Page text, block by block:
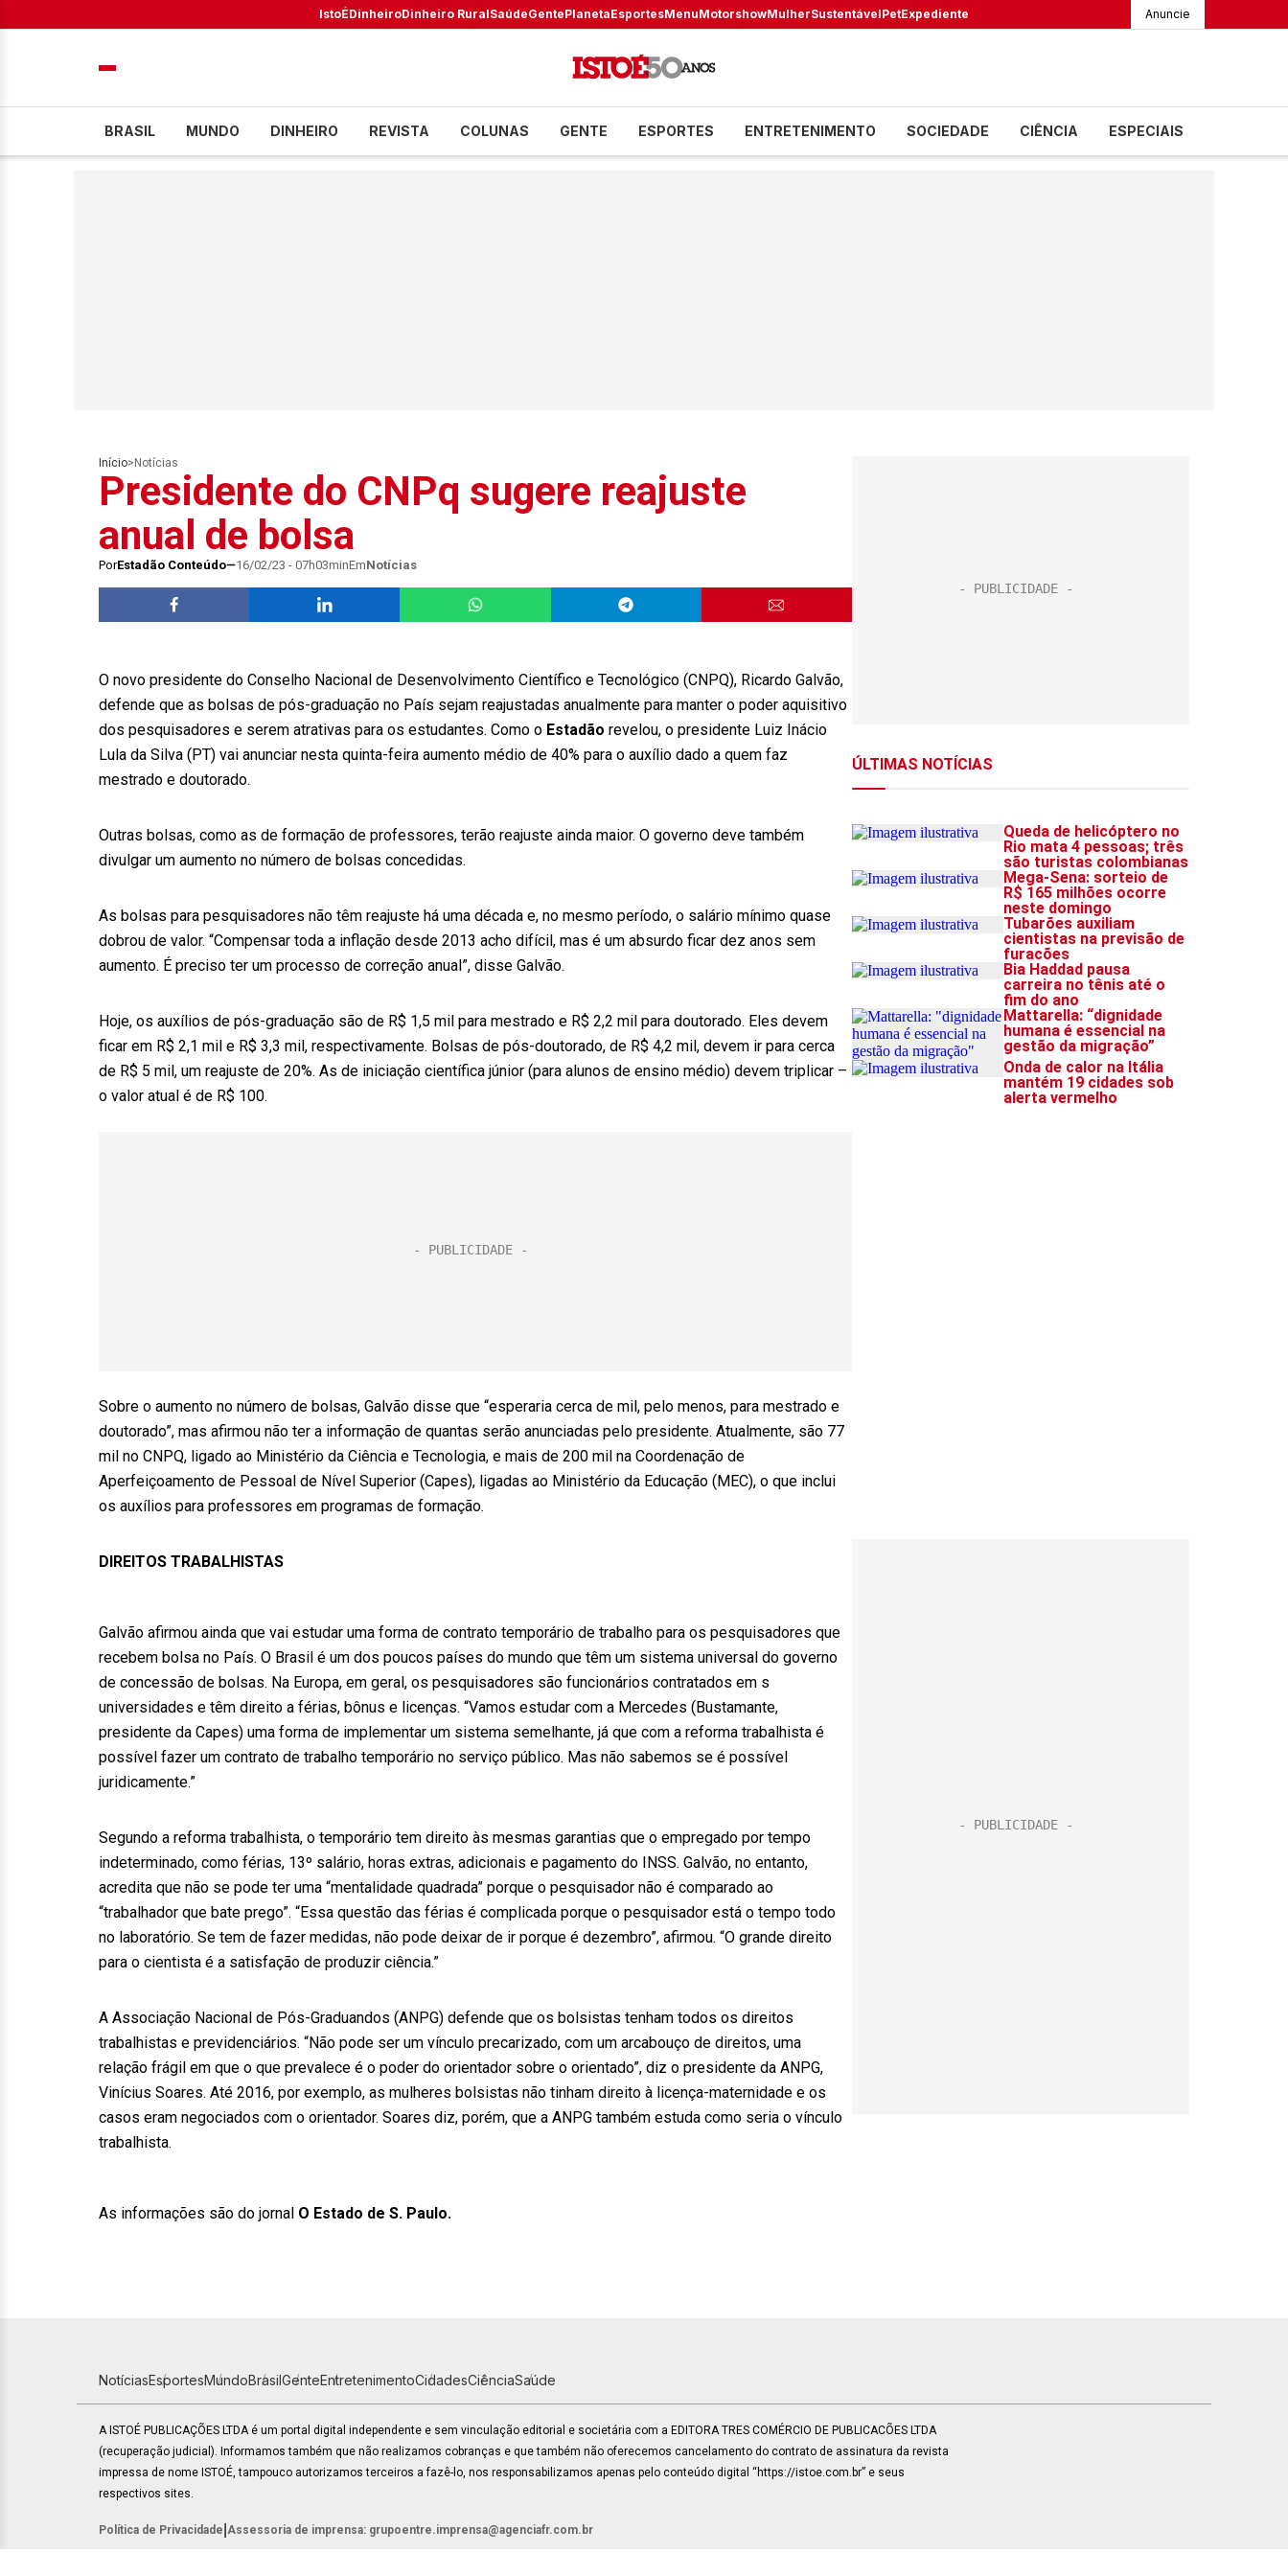
IstoÉDinheiroDinheiro RuralSaúdeGentePlanetaEsportesMenuMotorshowMulherSustentávelPetExpediente Anuncie
BRASIL MUNDO DINHEIRO REVISTA COLUNAS GENTE ESPORTES ENTRETENIMENTO SOCIEDADE CIÊNCIA ESPECIAIS
Início> Notícias
Presidente do CNPq sugere reajuste
anual de bolsa
PorEstadão Conteúdo 16/02/23 - 07h03minEmNotícias
O novo presidente do Conselho Nacional de Desenvolvimento Científico e Tecnológico (CNPQ), Ricardo Galvão,
defende que as bolsas de pós-graduação no País sejam reajustadas anualmente para manter o poder aquisitivo
dos pesquisadores e serem atrativas para os estudantes. Como o Estadão revelou, o presidente Luiz Inácio
Lula da Silva (PT) vai anunciar nesta quinta-feira aumento médio de 40% para o auxílio dado a quem faz
mestrado e doutorado.
Outras bolsas, como as de formação de professores, terão reajuste ainda maior. O governo deve também
divulgar um aumento no número de bolsas concedidas.
As bolsas para pesquisadores não têm reajuste há uma década e, no mesmo período, o salário mínimo quase
dobrou de valor. “Compensar toda a inflação desde 2013 acho difícil, mas é um absurdo ficar dez anos sem
aumento. É preciso ter um processo de correção anual”, disse Galvão.
Hoje, os auxílios de pós-graduação são de R$ 1,5 mil para mestrado e R$ 2,2 mil para doutorado. Eles devem
ficar em R$ 2,1 mil e R$ 3,3 mil, respectivamente. Bolsas de pós-doutorado, de R$ 4,2 mil, devem ir para cerca
de R$ 5 mil, um reajuste de 20%. As de iniciação científica júnior (para alunos de ensino médio) devem triplicar –
o valor atual é de R$ 100.
Sobre o aumento no número de bolsas, Galvão disse que “esperaria cerca de mil, pelo menos, para mestrado e
doutorado”, mas afirmou não ter a informação de quantas serão anunciadas pelo presidente. Atualmente, são 77
mil no CNPQ, ligado ao Ministério da Ciência e Tecnologia, e mais de 200 mil na Coordenação de
Aperfeiçoamento de Pessoal de Nível Superior (Capes), ligadas ao Ministério da Educação (MEC), o que inclui
os auxílios para professores em programas de formação.
DIREITOS TRABALHISTAS
Galvão afirmou ainda que vai estudar uma forma de contrato temporário de trabalho para os pesquisadores que
recebem bolsa no País. O Brasil é um dos poucos países do mundo que têm um sistema universal do governo
de concessão de bolsas. Na Europa, em geral, os pesquisadores são funcionários contratados em s
universidades e têm direito a férias, bônus e licenças. “Vamos estudar com a Mercedes (Bustamante,
presidente da Capes) uma forma de implementar um sistema semelhante, já que com a reforma trabalhista é
possível fazer um contrato de trabalho temporário no serviço público. Mas não sabemos se é possível
juridicamente.”
Segundo a reforma trabalhista, o temporário tem direito às mesmas garantias que o empregado por tempo
indeterminado, como férias, 13º salário, horas extras, adicionais e pagamento do INSS. Galvão, no entanto,
acredita que não se pode ter uma “mentalidade quadrada” porque o pesquisador não é comparado ao
“trabalhador que bate prego”. “Essa questão das férias é complicada porque o pesquisador está o tempo todo
no laboratório. Se tem de fazer medidas, não pode deixar de ir porque é dezembro”, afirmou. “O grande direito
para o cientista é a satisfação de produzir ciência.”
A Associação Nacional de Pós-Graduandos (ANPG) defende que os bolsistas tenham todos os direitos
trabalhistas e previdenciários. “Não pode ser um vínculo precarizado, com um arcabouço de direitos, uma
relação frágil em que o que prevalece é o poder do orientador sobre o orientado”, diz o presidente da ANPG,
Vinícius Soares. Até 2016, por exemplo, as mulheres bolsistas não tinham direito à licença-maternidade e os
casos eram negociados com o orientador. Soares diz, porém, que a ANPG também estuda como seria o vínculo
trabalhista.
As informações são do jornal O Estado de S. Paulo.
NotíciasEsportesMundoBrasilGenteEntretenimentoCidadesCiênciaSaúde
A ISTOÉ PUBLICAÇÕES LTDA é um portal digital independente e sem vinculação editorial e societária com a EDITORA TRES COMÉRCIO DE PUBLICACÕES LTDA
(recuperação judicial). Informamos também que não realizamos cobranças e que também não oferecemos cancelamento do contrato de assinatura da revista
impressa de nome ISTOÉ, tampouco autorizamos terceiros a fazê-lo, nos responsabilizamos apenas pelo conteúdo digital “https://istoe.com.br” e seus
respectivos sites.
Política de Privacidade Assessoria de imprensa: grupoentre.imprensa@agenciafr.com.br